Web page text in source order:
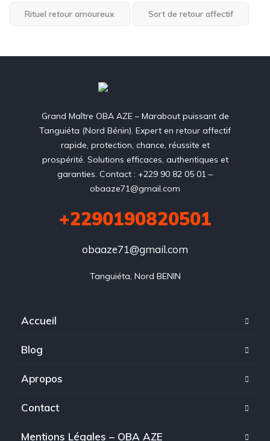
Rituel retour amoureux Sort de retour affectif
Grand Maître OBA AZE – Marabout puissant de
Tanguiéta (Nord Bénin). Expert en retour affectif
rapide, protection, chance, réussite et
prospérité. Solutions efficaces, authentiques et
garanties. Contact : +229 90 82 05 01 –
obaaze71@gmail.com
+2290190820501
obaaze71@gmail.com
Tanguiéta, Nord BENIN
Accueil
Blog
Apropos
Contact
Mentions Légales – OBA AZE